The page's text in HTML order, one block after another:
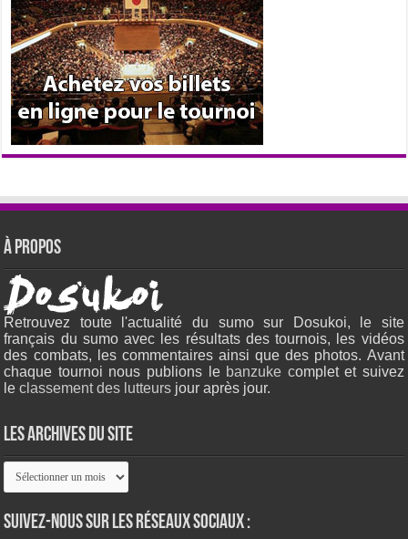
À propos
Retrouvez toute l'actualité du sumo sur Dosukoi, le site
français du sumo avec les résultats des tournois, les vidéos
des combats, les commentaires ainsi que des photos. Avant
chaque tournoi nous publions le banzuke complet et suivez
leclassement des lutteurs jour après jour.
Les archives du site
Les
archives
site
Suivez-nous sur les réseaux sociaux :